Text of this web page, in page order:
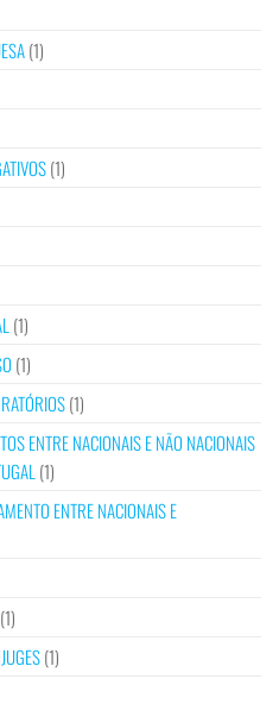
(1)
(1)
(1)
(1)
(1)
ENTRE NACIONAIS E NÃO NACIONAIS
(1)
ENTRE NACIONAIS E
(1)
(1)